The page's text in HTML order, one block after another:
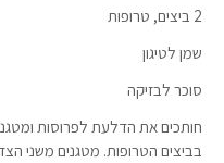
2 ביצים, טרופות
שמן לטיגון
סוכר לבזיקה
חותכים את הדלעת לפרוסות
בביצים הטרופות. מטגנים משני